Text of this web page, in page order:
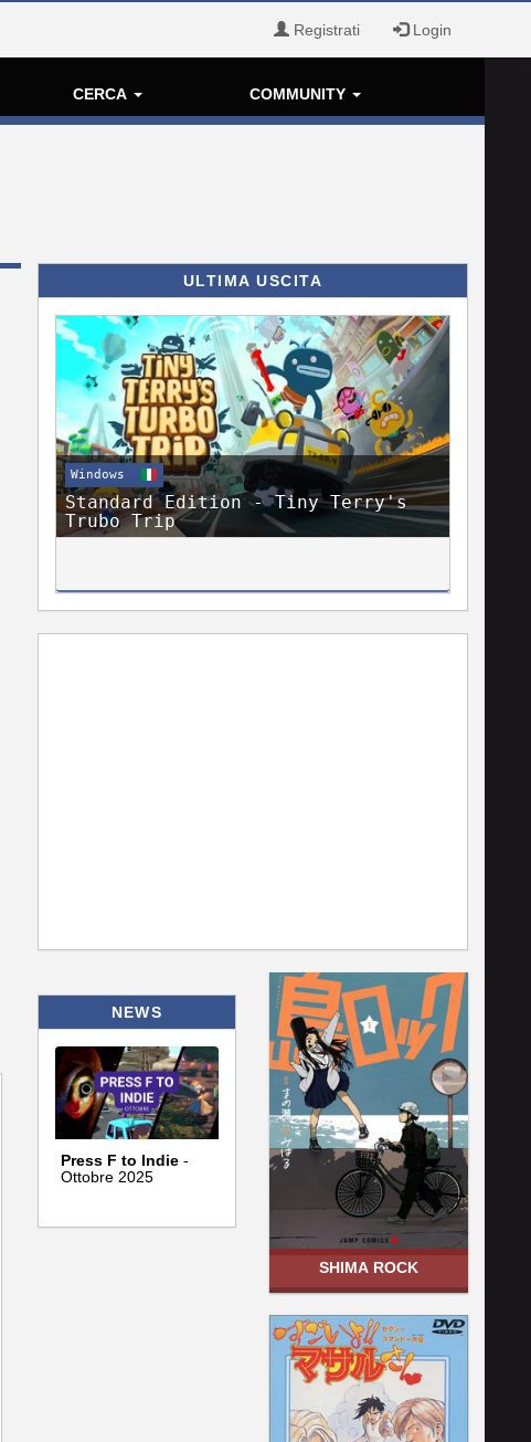
Registrati Login
CERCA COMMUNITY
ULTIMA USCITA
Windows
Standard Edition - Tiny Terry's
Trubo Trip
NEWS
Press F to Indie -
Ottobre 2025
SHIMA ROCK